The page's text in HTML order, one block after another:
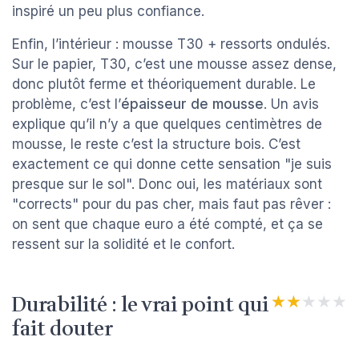
inspiré un peu plus confiance.
Enfin, l’intérieur : mousse T30 + ressorts ondulés.
Sur le papier, T30, c’est une mousse assez dense,
donc plutôt ferme et théoriquement durable. Le
problème, c’est l’épaisseur de mousse. Un avis
explique qu’il n’y a que quelques centimètres de
mousse, le reste c’est la structure bois. C’est
exactement ce qui donne cette sensation "je suis
presque sur le sol". Donc oui, les matériaux sont
"corrects" pour du pas cher, mais faut pas rêver :
on sent que chaque euro a été compté, et ça se
ressent sur la solidité et le confort.
Durabilité : le vrai point qui
fait douter
★★★★★
★★★★★